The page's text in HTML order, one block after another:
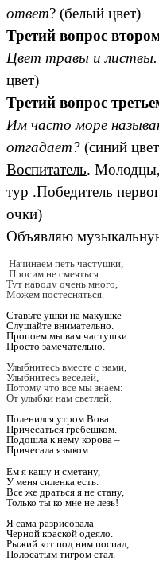
ответ? (белый цвет)
Третий вопрос
Цвет травы и листвы.
цвет)
Третий вопрос
Им часто море
отгадает? (синий
Воспитатель. Молодцы,
тур .Победитель
очки)
Объявляю
Начинаем петь частушки,
Просим не смеяться.
Тут народу очень много,
Можем постесняться.
Ставьте ушки на макушке
Слушайте внимательно.
Пропоем мы вам частушки
Просто замечательно.
Улыбнитесь вместе с нами,
Улыбнитесь веселей,
Потому что все мы знаем:
От улыбки нам светлей.
Поленился утром Вова
Причесаться гребешком.
Подошла к нему корова –
Причесала языком.
Ем я кашу и сметану,
У меня силенка есть.
Все же драться я не стану,
Только ты ко мне не лезь!
Я сама разрисовала
Черной краской одеяло.
Рыжий кот под ним поспал,
Полосатым тигром стал.